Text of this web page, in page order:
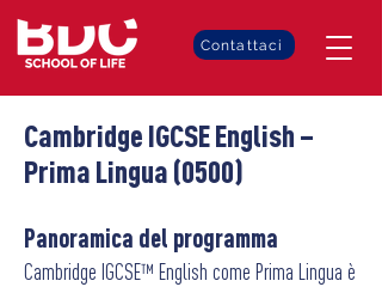
Contattaci
Cambridge IGCSE English –
Prima Lingua (0500)
Panoramica del programma
Cambridge IGCSE™ English come Prima Lingua è